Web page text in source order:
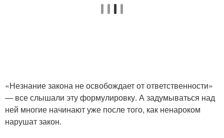
«Незнание закона не освобождает от ответственности»
— все слышали эту формулировку. А задумываться над
ней многие начинают уже после того, как ненароком
нарушат закон.